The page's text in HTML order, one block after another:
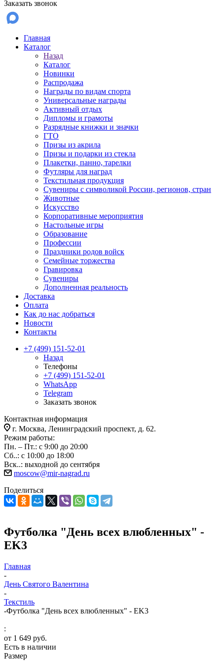
Заказать звонок
Главная
Каталог
Назад
Каталог
Новинки
Распродажа
Награды по видам спорта
Универсальные награды
Активный отдых
Дипломы и грамоты
Разрядные книжки и значки
ГТО
Призы из акрила
Призы и подарки из стекла
Плакетки, панно, тарелки
Футляры для наград
Текстильная продукция
Сувениры с символикой России, регионов, стран
Животные
Искусство
Корпоративные мероприятия
Настольные игры
Образование
Профессии
Праздники родов войск
Семейные торжества
Гравировка
Сувениры
Дополненная реальность
Доставка
Оплата
Как до нас добраться
Новости
Контакты
+7 (499) 151-52-01
Назад
Телефоны
+7 (499) 151-52-01
WhatsApp
Telegram
Заказать звонок
Контактная информация
г. Москва, Ленинградский проспект, д. 62.
Режим работы:
Пн. – Пт.: с 9:00 до 20:00
Сб..: с 10:00 до 18:00
Вск..: выходной до сентября
moscow@mir-nagrad.ru
Поделиться
Футболка "День всех влюбленных" -
EK3
Главная
-
День Святого Валентина
-
Текстиль
-Футболка "День всех влюбленных" - EK3
:
от 1 649 руб.
Есть в наличии
Размер